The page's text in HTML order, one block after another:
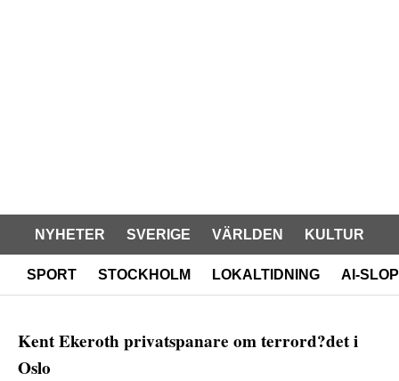
NYHETER SVERIGE VÄRLDEN KULTUR
SPORT STOCKHOLM LOKALTIDNING AI-SLOP
Kent Ekeroth privatspanare om terrord?det i
Oslo